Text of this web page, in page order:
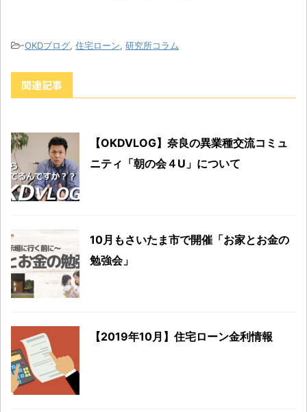
-OKDブログ, 住宅ローン, 研究所コラム
関連記事
【OKDVLOG】奈良の異業種交流コミュ
ニティ「朝の会４U」について
10月もさいたま市で開催「お家とお金の
勉強会」
【2019年10月】住宅ローン金利情報